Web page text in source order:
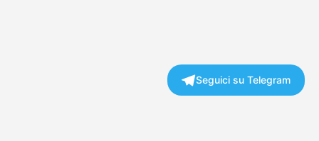
Seguici su Telegram